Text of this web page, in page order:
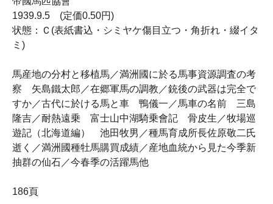
1939.9.5 (定価0.50円)
状態：Ｃ(表紙書込・シミヤケ傷目立つ・角折れ・綴イタ
ミ)
馬産地の分村と移植馬／満洲國に於る馬事資源調査の考
察 矢島鐵太郎／在郷軍馬の調教／銃後の武器は完全で
すか／古代に於ける馬と車 鴨儀一／馬車の名前 三島
隆吉／耐熱遠乗 富士山中湖騎乗會記 骨皮生／牧場巡
遊記（北海道編） 池田牧男／種馬育成所長佐原敬二氏
逝く／満洲國種牡馬購買成績／産地血統から見た今季新
抽群の仙石／今春季の活躍馬他
186頁